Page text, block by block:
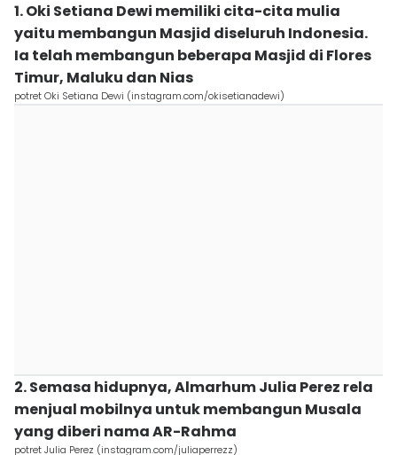
1. Oki Setiana Dewi memiliki cita-cita mulia
yaitu membangun Masjid diseluruh Indonesia.
Ia telah membangun beberapa Masjid di Flores
Timur, Maluku dan Nias
potret Oki Setiana Dewi (instagram.com/okisetianadewi)
2. Semasa hidupnya, Almarhum Julia Perez rela
menjual mobilnya untuk membangun Musala
yang diberi nama AR-Rahma
potret Julia Perez (instagram.com/juliaperrezz)